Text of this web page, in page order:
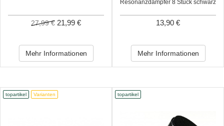
27,99 € 21,99 €
Mehr Informationen
Resonanzdämpfer 8 Stück schwarz
13,90 €
Mehr Informationen
topartikel Varianten topartikel